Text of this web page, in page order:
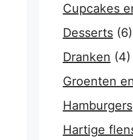
Cupcakes
Desserts(6)
Dranken (4)
Groenten
Hamburgers
Hartige